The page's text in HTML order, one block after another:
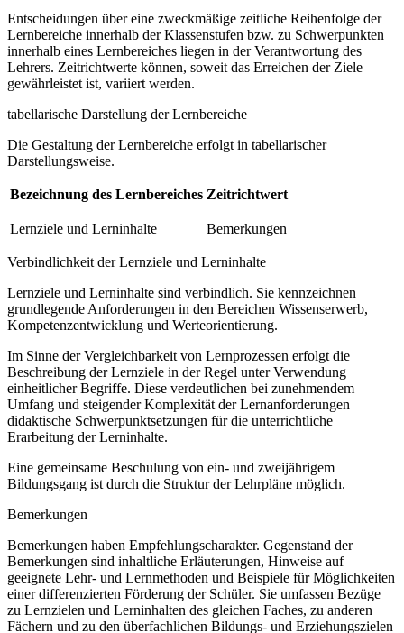
Entscheidungen über eine zweckmäßige zeitliche Reihenfolge der
Lernbereiche innerhalb der Klassenstufen bzw. zu Schwerpunkten
innerhalb eines Lernbereiches liegen in der Verantwortung des
Lehrers. Zeitrichtwerte können, soweit das Erreichen der Ziele
gewährleistet ist, variiert werden.
tabellarische Darstellung der Lernbereiche
Die Gestaltung der Lernbereiche erfolgt in tabellarischer
Darstellungsweise.
Bezeichnung des Lernbereiches Zeitrichtwert
Lernziele und Lerninhalte Bemerkungen
Verbindlichkeit der Lernziele und Lerninhalte
Lernziele und Lerninhalte sind verbindlich. Sie kennzeichnen
grundlegende Anforderungen in den Bereichen Wissenserwerb,
Kompetenzentwicklung und Werteorientierung.
Im Sinne der Vergleichbarkeit von Lernprozessen erfolgt die
Beschreibung der Lernziele in der Regel unter Verwendung
einheitlicher Begriffe. Diese verdeutlichen bei zunehmendem
Umfang und steigender Komplexität der Lernanforderungen
didaktische Schwerpunktsetzungen für die unterrichtliche
Erarbeitung der Lerninhalte.
Eine gemeinsame Beschulung von ein- und zweijährigem
Bildungsgang ist durch die Struktur der Lehrpläne möglich.
Bemerkungen
Bemerkungen haben Empfehlungscharakter. Gegenstand der
Bemerkungen sind inhaltliche Erläuterungen, Hinweise auf
geeignete Lehr- und Lernmethoden und Beispiele für Möglichkeiten
einer differenzierten Förderung der Schüler. Sie umfassen Bezüge
zu Lernzielen und Lerninhalten des gleichen Faches, zu anderen
Fächern und zu den überfachlichen Bildungs- und Erziehungszielen